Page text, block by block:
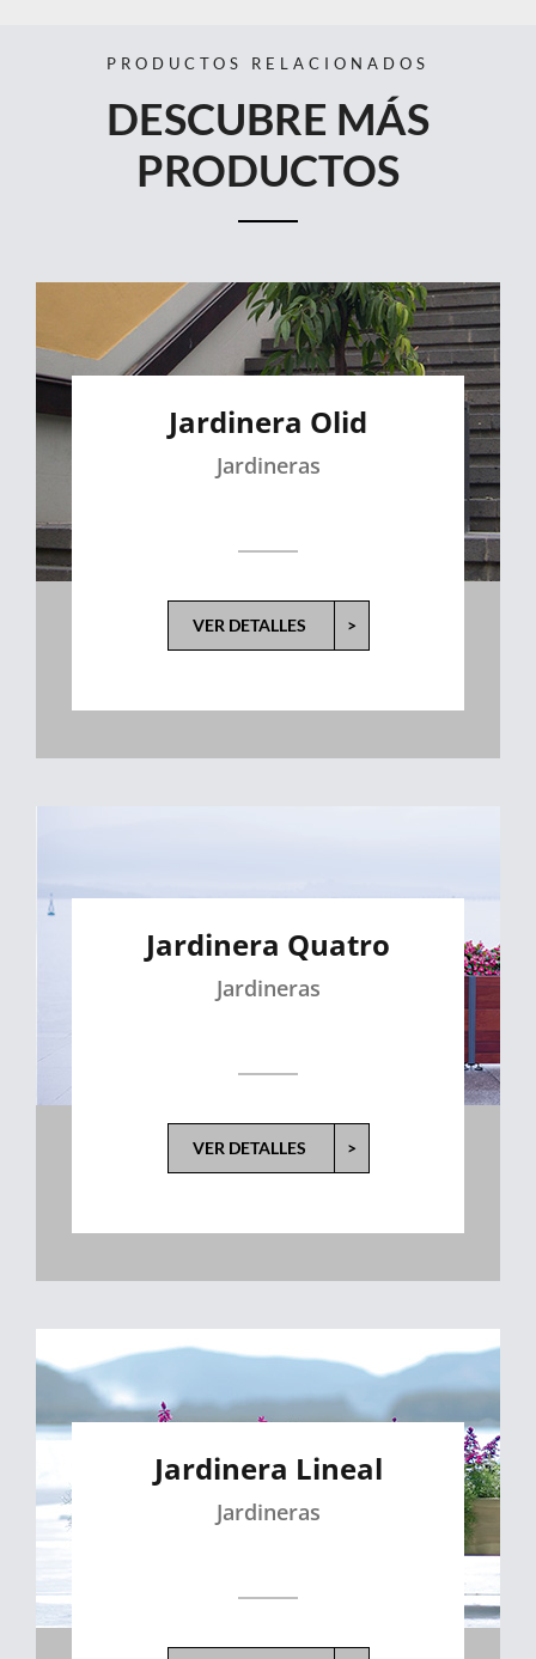
PRODUCTOS RELACIONADOS
DESCUBRE MÁS
PRODUCTOS
Jardinera Olid
Jardineras
VER DETALLES >
Jardinera Quatro
Jardineras
VER DETALLES >
Jardinera Lineal
Jardineras